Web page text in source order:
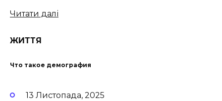
Читати далі
ЖИТТЯ
Что такое демография
13 Листопада, 2025